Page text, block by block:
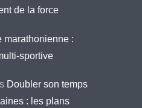
de la force
marathonienne :
sportive
Doubler son temps
: les plans